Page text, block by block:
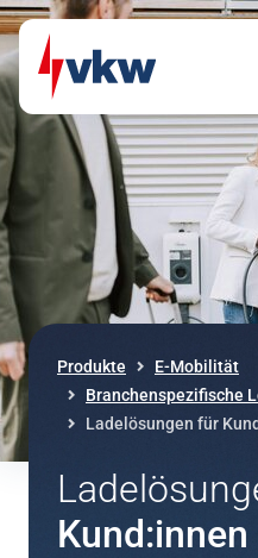
Direkt zum Inhalt
Direkt zur Navigation
Produkte
E-Mobilität
Branchenspezifische
Ladelösungen für